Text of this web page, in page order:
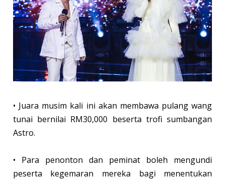
• Juara musim kali ini akan membawa pulang wang
tunai bernilai RM30,000 beserta trofi sumbangan
Astro.
• Para penonton dan peminat boleh mengundi
peserta kegemaran mereka bagi menentukan